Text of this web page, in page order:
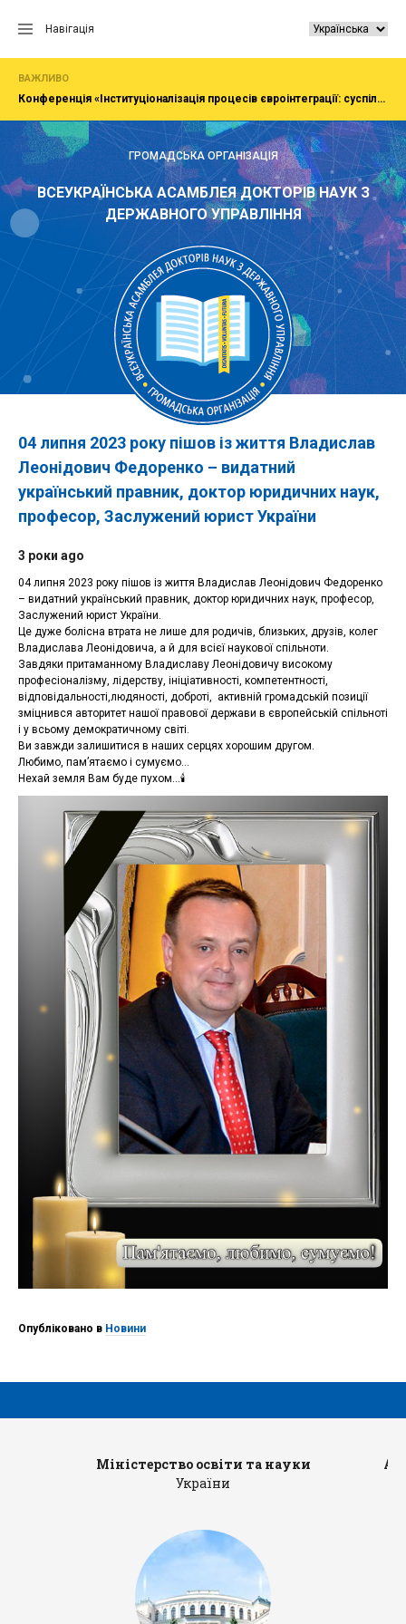
Навігація
ВАЖЛИВО
Конференція «Інституціоналізація процесів євроінтеграції: суспільство, економіка, адміністрування»
ГРОМАДСЬКА ОРГАНІЗАЦІЯ
ВСЕУКРАЇНСЬКА АСАМБЛЕЯ ДОКТОРІВ НАУК З
ДЕРЖАВНОГО УПРАВЛІННЯ
04 липня 2023 року пішов із життя Владислав
Леонідович Федоренко – видатний
український правник, доктор юридичних наук,
професор, Заслужений юрист України
3 роки ago
04 липня 2023 року пішов із життя Владислав Леонідович Федоренко
– видатний український правник, доктор юридичних наук, професор,
Заслужений юрист України.
Це дуже болісна втрата не лише для родичів, близьких, друзів, колег
Владислава Леонідовича, а й для всієї наукової спільноти.
Завдяки притаманному Владиславу Леонідовичу високому
професіоналізму, лідерству, ініціативності, компетентності,
відповідальності,людяності, доброті, активній громадській позиції
зміцнився авторитет нашої правової держави в європейській спільноті
і у всьому демократичному світі.
Ви завжди залишитися в наших серцях хорошим другом.
Любимо, пам’ятаємо і сумуємо…
Нехай земля Вам буде пухом…🕯️
Опубліковано в Новини
Міністерство освіти та науки
України